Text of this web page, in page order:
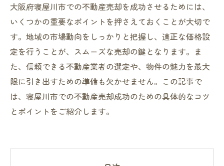
大阪府寝屋川市での不動産売却を成功させるためには、
いくつかの重要なポイントを押さえておくことが大切で
す。地域の市場動向をしっかりと把握し、適正な価格設
定を行うことが、スムーズな売却の鍵となります。ま
た、信頼できる不動産業者の選定や、物件の魅力を最大
限に引き出すための準備も欠かせません。この記事で
は、寝屋川市での不動産売却成功のための具体的なコツ
とポイントをご紹介します。